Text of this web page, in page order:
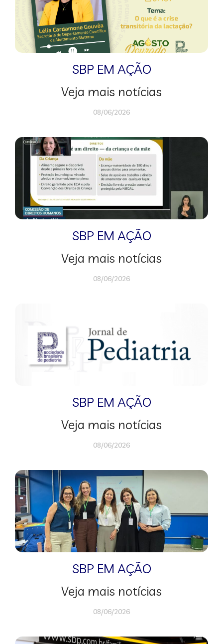
SBP EM AÇÃO
Veja mais notícias
08/06/2026
SBP EM AÇÃO
Veja mais notícias
08/06/2026
SBP EM AÇÃO
Veja mais notícias
08/06/2026
SBP EM AÇÃO
Veja mais notícias
08/06/2026